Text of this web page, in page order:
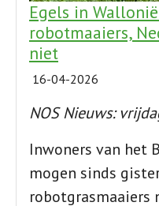
Egels in
robotmaaiers,
niet
16-04-2026
NOS Nieuws:
Inwoners van het
mogen sinds
robotgrasmaaiers